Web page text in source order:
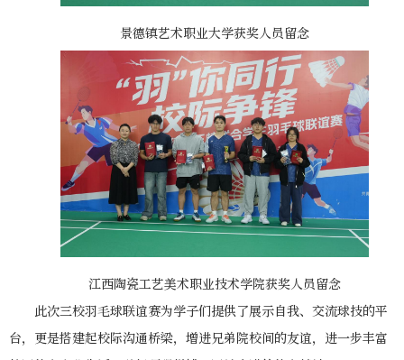
景德镇艺术职业大学获奖人员留念
江西陶瓷工艺美术职业技术学院获奖人员留念
此次三校羽毛球联谊赛为学子们提供了展示自我、交流球技的平
台，更是搭建起校际沟通桥梁，增进兄弟院校间的友谊，进一步丰富